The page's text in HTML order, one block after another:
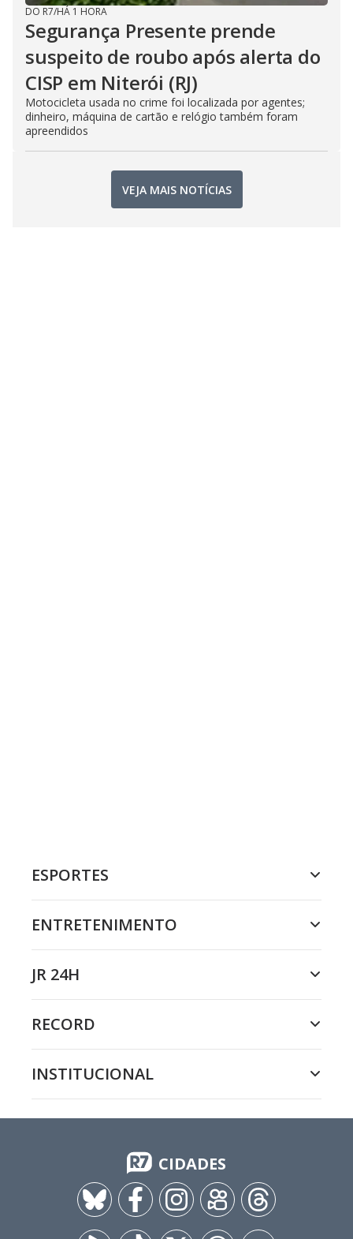
DO R7/HÁ 1 HORA
Segurança Presente prende
suspeito de roubo após alerta do
CISP em Niterói (RJ)
Motocicleta usada no crime foi localizada por agentes;
dinheiro, máquina de cartão e relógio também foram
apreendidos
VEJA MAIS NOTÍCIAS
ESPORTES
ENTRETENIMENTO
JR 24H
RECORD
INSTITUCIONAL
CIDADES